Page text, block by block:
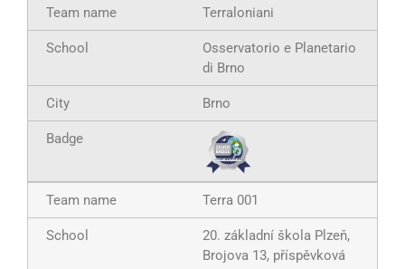
Terraloniani
Osservatorio e Planetario
di Brno
Brno
Terra 001
20. základní škola Plzeň,
Brojova 13, příspěvková